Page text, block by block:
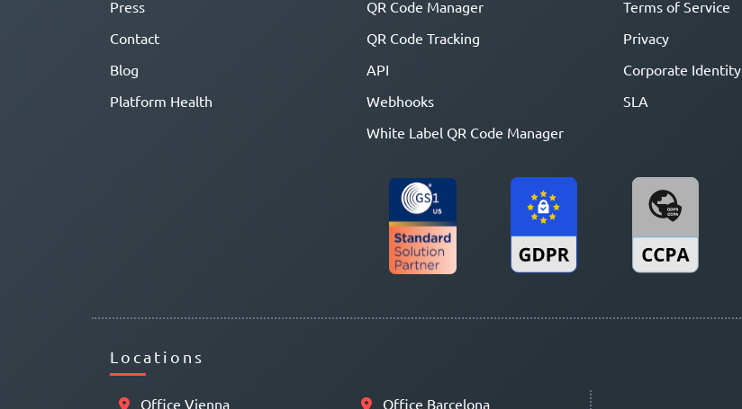
Press
Contact
Blog
Platform Health
QR Code Manager
QR Code Tracking
API
Webhooks
White Label QR Code Manager
Terms of Service
Privacy
Corporate Identity
SLA
Locations
Office Vienna Office Barcelona